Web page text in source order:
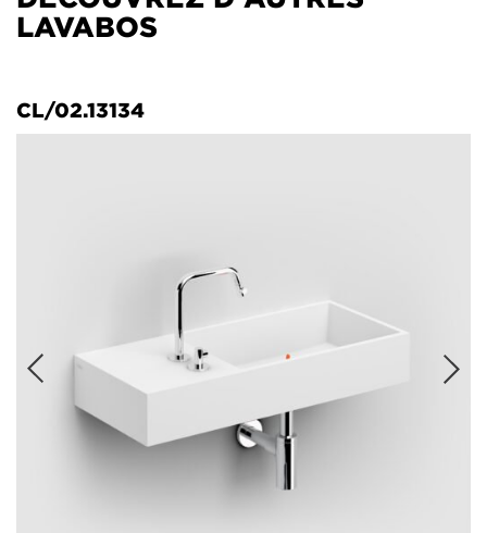
LAVABOS
CL/02.13134